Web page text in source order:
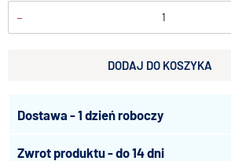
-
DODAJ DO KOSZYKA
Dostawa - 1 dzień roboczy
Zwrot produktu - do 14 dni